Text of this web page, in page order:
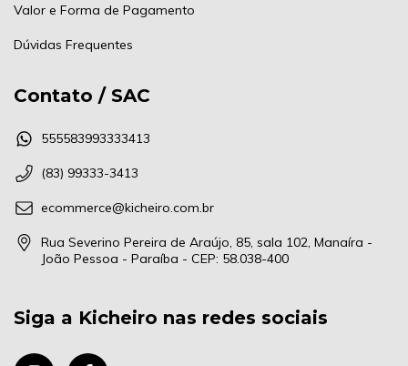
Valor e Forma de Pagamento
Dúvidas Frequentes
Contato / SAC
555583993333413
(83) 99333-3413
ecommerce@kicheiro.com.br
Rua Severino Pereira de Araújo, 85, sala 102, Manaíra -
João Pessoa - Paraíba - CEP: 58.038-400
Siga a Kicheiro nas redes sociais